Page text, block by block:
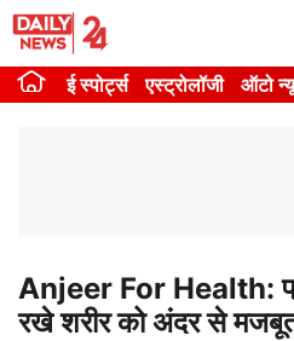
Skip
contentई स्पोर्ट्स एस्ट्रोलॉजी ऑटो
Anjeer For Health:
रखे शरीर को अंदर से